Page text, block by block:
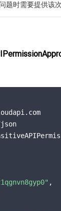
问题时需要提供该
,